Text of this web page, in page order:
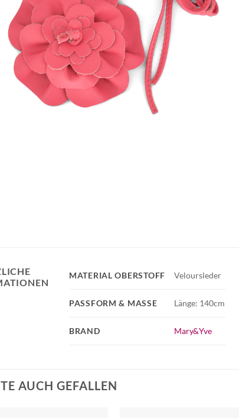
BRAND Mary&Yve
MATERIAL OBERSTOFF Veloursleder
PASSFORM & MASSE Länge: 140cm
AUCH GEFALLEN